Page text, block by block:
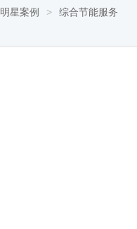
明星案例 > 综合节能服务